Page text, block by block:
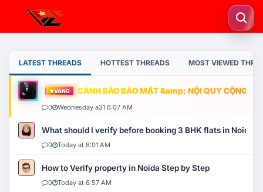
LATEST THREADS HOTTEST THREADS MOST VIEWED
VÀNG CẢNH BÁO BẢO MẬT &amp; NỘI QUY CỘNG
0 Wednesday a31 6:07 AM
What should I verify before booking 3 BHK flats in Noida?
0 Today at 8:01 AM
How to Verify property in Noida Step by Step
0 Today at 6:57 AM